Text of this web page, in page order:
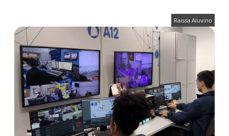
Raissa Aluvino